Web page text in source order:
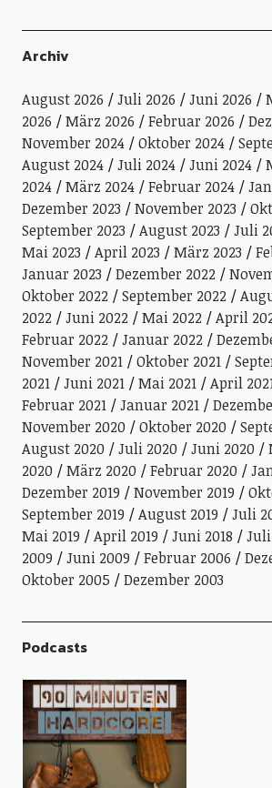
Archiv
August 2026 Juli 2026 Juni 2026
2026
März 2026 Februar 2026
November 2024
Oktober 2024
August 2024
Juli 2024 Juni 2024
2024
März 2024 Februar 2024
Dezember 2023
November 2023
September 2023
August 2023 Juli
Mai 2023
April 2023 März 2023
Januar 2023
Dezember 2022
Oktober 2022
September 2022
2022
Juni 2022 Mai 2022 April
Februar 2022
Januar 2022
November 2021
Oktober 2021
2021
Juni 2021 Mai 2021 April
Februar 2021
Januar 2021
November 2020
Oktober 2020
August 2020
Juli 2020 Juni 2020
2020
März 2020 Februar 2020
Dezember 2019
November 2019
September 2019
August 2019 Juli
Mai 2019
April 2019 Juni 2018 Juli
2009
Juni 2009 Februar 2006
Oktober 2005
Dezember 2003
Podcasts